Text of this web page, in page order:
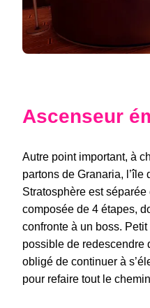
Ascenseur
Autre point important, à
partons de Granaria, l’île
Stratosphère est
composée de 4 étapes,
confronte à un boss.
possible de redescendre
obligé de continuer à
pour refaire tout le